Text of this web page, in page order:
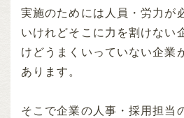
実施のためには人員・労力が
いけれどそこに力を割けない
けどうまくいっていない企業
あります。
そこで企業の人事・採用担当